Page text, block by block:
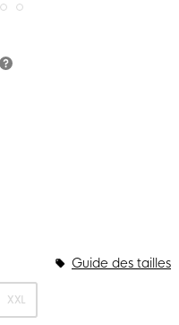
XXL
Guide des tailles